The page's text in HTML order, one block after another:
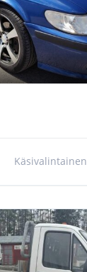
Käsivalintainen